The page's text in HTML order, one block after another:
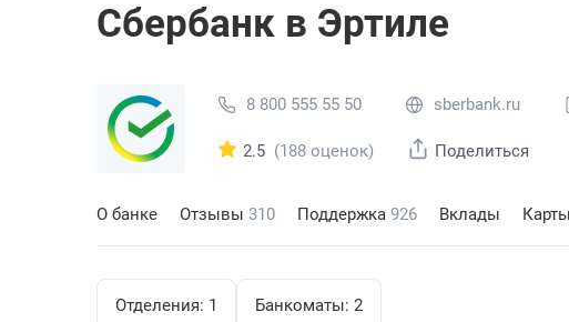
Сбербанк в Эртиле
8 800 555 55 50 sberbank.ru
2.5 (188 оценок) Поделиться
О банке Отзывы 310 Поддержка 926 Вклады Карты
Отделения: 1 Банкоматы: 2